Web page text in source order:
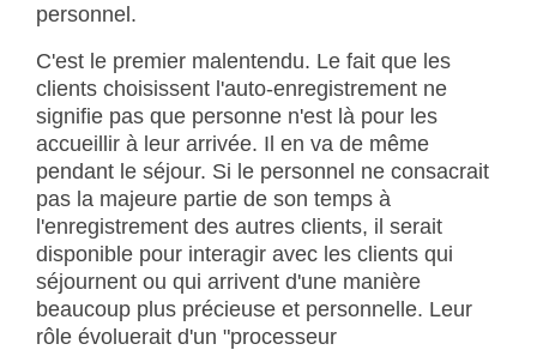
personnel.
C'est le premier malentendu. Le fait que les
clients choisissent l'auto-enregistrement ne
signifie pas que personne n'est là pour les
accueillir à leur arrivée. Il en va de même
pendant le séjour. Si le personnel ne consacrait
pas la majeure partie de son temps à
l'enregistrement des autres clients, il serait
disponible pour interagir avec les clients qui
séjournent ou qui arrivent d'une manière
beaucoup plus précieuse et personnelle. Leur
rôle évoluerait d'un "processeur